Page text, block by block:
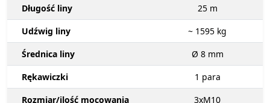
Długość liny
25 m
Udźwig liny
~ 1595 kg
Średnica liny
Ø 8 mm
Rękawiczki
1 para
Rozmiar/ilość mocowania
3xM10